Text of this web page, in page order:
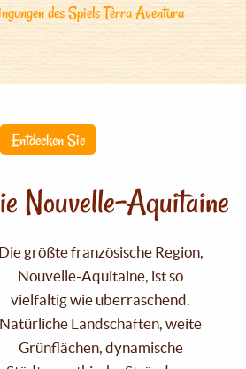
des Spiels Tèrra Aventura
Entdecken Sie
Nouvelle-Aquitaine
Die größte französische Region,
Nouvelle-Aquitaine, ist so
vielfältig wie überraschend.
Natürliche Landschaften, weite
Grünflächen, dynamische